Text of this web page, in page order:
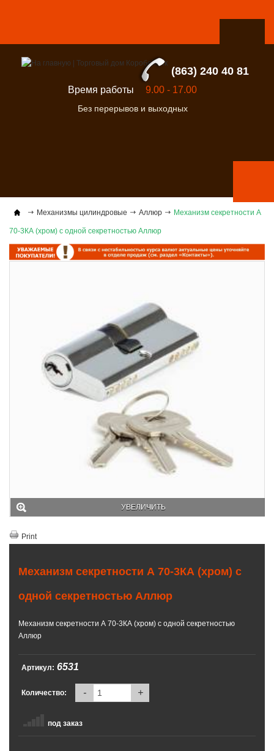
(863) 240 40 81
Время работы 9.00 - 17.00
Без перерывов и выходных
Механизмы цилиндровые Аллюр Механизм секретности А
70-3КА (хром) с одной секретностью Аллюр
УВЕЛИЧИТЬ
Print
Механизм секретности А 70-3КА (хром) с
одной секретностью Аллюр
Механизм секретности А 70-3КА (хром) с одной секретностью
Аллюр
Артикул: 6531
Количество: - +
под заказ